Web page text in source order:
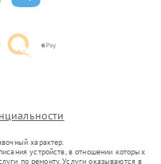
характер.
устройств, в отношении которых
по ремонту. Услуги оказываются в